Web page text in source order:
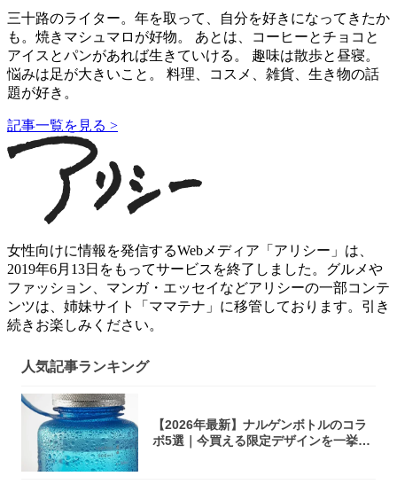
三十路のライター。年を取って、自分を好きになってきたか
も。焼きマシュマロが好物。 あとは、コーヒーとチョコと
アイスとパンがあれば生きていける。 趣味は散歩と昼寝。
悩みは足が大きいこと。 料理、コスメ、雑貨、生き物の話
題が好き。
記事一覧を見る >
女性向けに情報を発信するWebメディア「アリシー」は、
2019年6月13日をもってサービスを終了しました。グルメや
ファッション、マンガ・エッセイなどアリシーの一部コンテ
ンツは、姉妹サイト「ママテナ」に移管しております。引き
続きお楽しみください。
人気記事ランキング
【2026年最新】ナルゲンボトルのコラ
ボ5選｜今買える限定デザインを一挙紹